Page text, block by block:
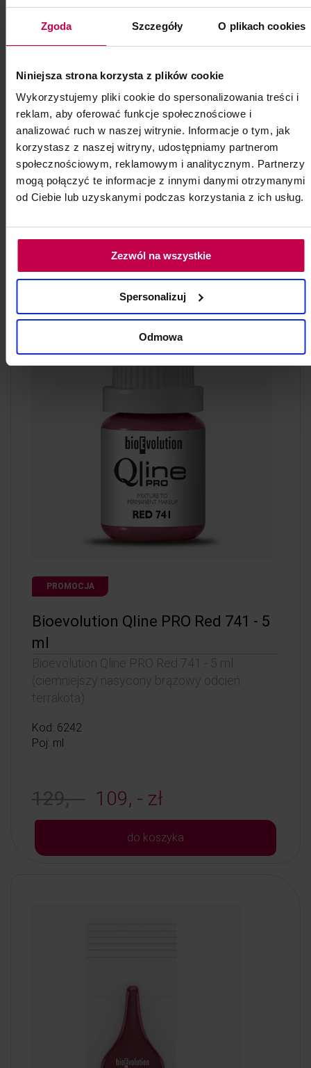
Zgoda Szczegóły O plikach cookies
Niniejsza strona korzysta z plików cookie
Wykorzystujemy pliki cookie do spersonalizowania treści i
reklam, aby oferować funkcje społecznościowe i
analizować ruch w naszej witrynie. Informacje o tym, jak
korzystasz z naszej witryny, udostępniamy partnerom
społecznościowym, reklamowym i analitycznym. Partnerzy
mogą połączyć te informacje z innymi danymi otrzymanymi
od Ciebie lub uzyskanymi podczas korzystania z ich usług.
Zezwól na wszystkie
Spersonalizuj
Odmowa
ml
Bioevolution Qline PRO Red 745 - 5 ml
(chłodny kolor w brązowym odcieniu)
Kod: 6245
Poj: ml
129, -109, - zł
do koszyka
PROMOCJA
Bioevolution Qline PRO Red 741 - 5
ml
Bioevolution Qline PRO Red 741 - 5 ml
(ciemniejszy nasycony brązowy odcień
terrakota)
Kod: 6242
Poj: ml
129, - 109, - zł
do koszyka